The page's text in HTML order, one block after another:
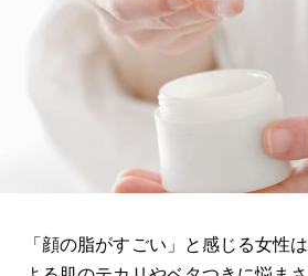
「顔の脂がすごい」と感じる女性